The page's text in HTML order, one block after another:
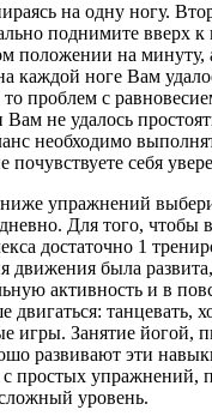
на одну ногу.
поднимите вверх к
положении на минуту,
каждой ноге Вам
то проблем с
не удалось
необходимо
себя
упражнений
Для того, чтобы
достаточно 1
движения была
активность и в
двигаться: танцевать,
игры. Занятие йогой,
развивают эти
с простых упражнений,
уровень.